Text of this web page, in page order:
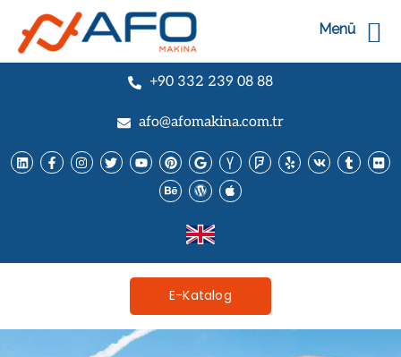
+90 332 239 08 88
afo@afomakina.com.tr
E-Katalog
Menü